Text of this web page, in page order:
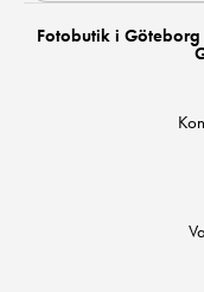
Fotobutik i